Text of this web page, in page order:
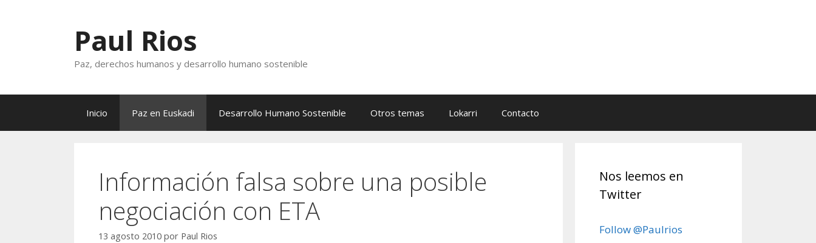
Paul Rios
Paz, derechos humanos y desarrollo humano sostenible
Inicio Paz en Euskadi Desarrollo Humano Sostenible Otros temas Lokarri Contacto
Información falsa sobre una posible
negociación con ETA
13 agosto 2010 por Paul Rios
Nos leemos en
Twitter
Follow @Paulrios